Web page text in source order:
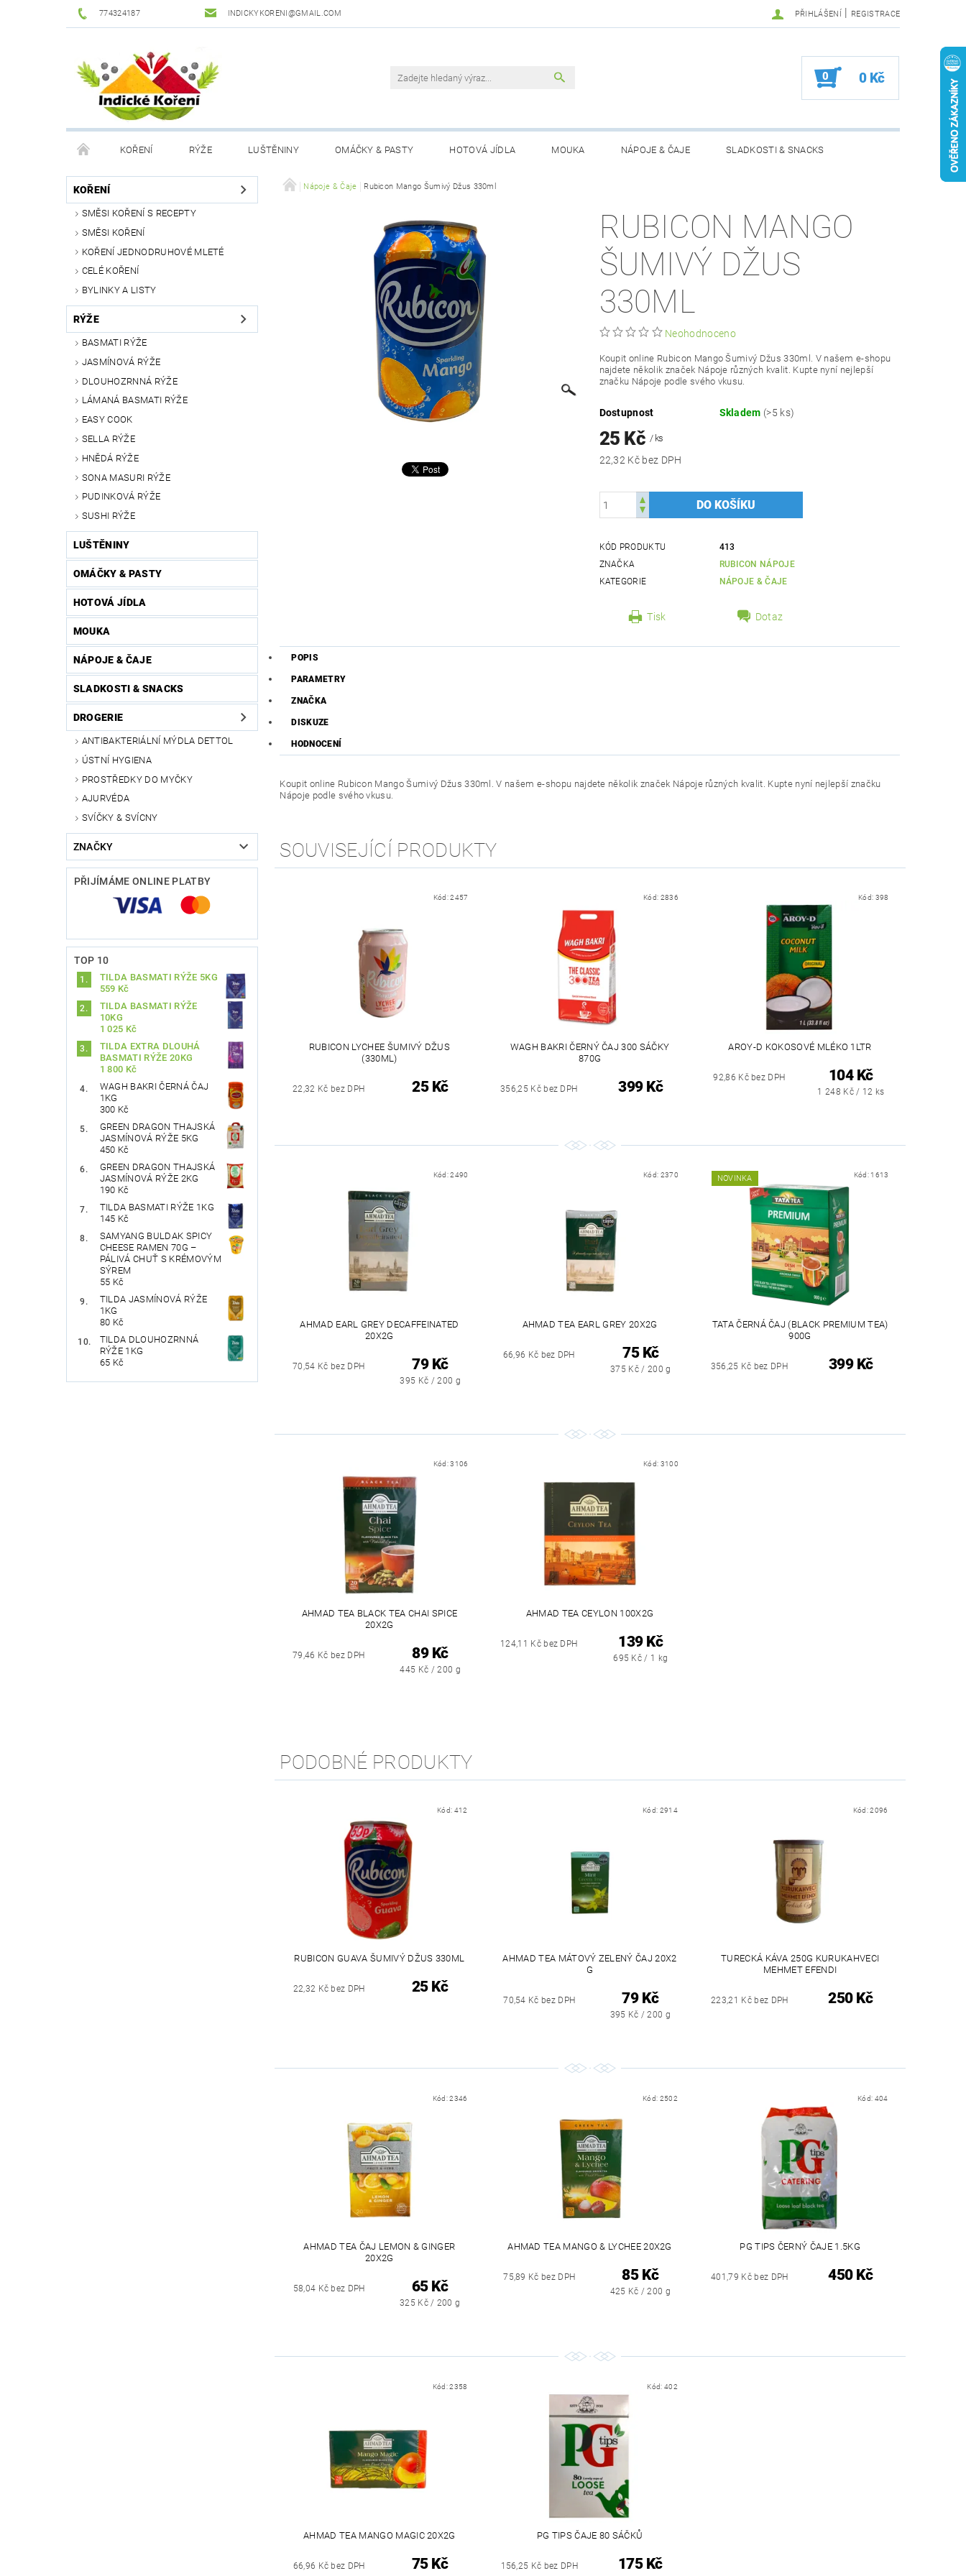
774324187 INDICKYKORENI@GMAIL.COM PŘIHLÁŠENÍ | REGISTRACE
0 0 Kč
KOŘENÍ RÝŽE LUŠTĚNINY OMÁČKY & PASTY HOTOVÁ JÍDLA MOUKA NÁPOJE & ČAJE SLADKOSTI & SNACKS
DROGERIE PODMÍNKY OCHRANY OSOBNÍCH ÚDAJŮ OBCHODNÍ PODMÍNKY
KOŘENÍ
SMĚSI KOŘENÍ S RECEPTY
SMĚSI KOŘENÍ
KOŘENÍ JEDNODRUHOVÉ MLETÉ
CELÉ KOŘENÍ
BYLINKY A LISTY
RÝŽE
BASMATI RÝŽE
JASMÍNOVÁ RÝŽE
DLOUHOZRNNÁ RÝŽE
LÁMANÁ BASMATI RÝŽE
EASY COOK
SELLA RÝŽE
HNĚDÁ RÝŽE
SONA MASURI RÝŽE
PUDINKOVÁ RÝŽE
SUSHI RÝŽE
LUŠTĚNINY
OMÁČKY & PASTY
HOTOVÁ JÍDLA
MOUKA
NÁPOJE & ČAJE
SLADKOSTI & SNACKS
DROGERIE
ANTIBAKTERIÁLNÍ MÝDLA DETTOL
ÚSTNÍ HYGIENA
PROSTŘEDKY DO MYČKY
AJURVÉDA
SVÍČKY & SVÍCNY
ZNAČKY
PŘIJÍMÁME ONLINE PLATBY
TOP 10
TILDA BASMATI RÝŽE 5KG
559 Kč
TILDA BASMATI RÝŽE
10KG
1 025 Kč
TILDA EXTRA DLOUHÁ
BASMATI RÝŽE 20KG
1 800 Kč
WAGH BAKRI ČERNÁ ČAJ
1KG
300 Kč
GREEN DRAGON THAJSKÁ
JASMÍNOVÁ RÝŽE 5KG
450 Kč
GREEN DRAGON THAJSKÁ
JASMÍNOVÁ RÝŽE 2KG
190 Kč
TILDA BASMATI RÝŽE 1KG
145 Kč
SAMYANG BULDAK SPICY
CHEESE RAMEN 70G –
PÁLIVÁ CHUŤ S KRÉMOVÝM
SÝREM
55 Kč
TILDA JASMÍNOVÁ RÝŽE
1KG
80 Kč
TILDA DLOUHOZRNNÁ
RÝŽE 1KG
65 Kč
Nápoje & Čaje Rubicon Mango Šumivý Džus 330ml
RUBICON MANGO
ŠUMIVÝ DŽUS
330ML
Neohodnoceno
Koupit online Rubicon Mango Šumivý Džus 330ml. V našem e-shopu
najdete několik značek Nápoje různých kvalit. Kupte nyní nejlepší
značku Nápoje podle svého vkusu.
Dostupnost Skladem (>5 ks)
25 Kč / ks
22,32 Kč bez DPH
KÓD PRODUKTU
413
ZNAČKA
RUBICON NÁPOJE
KATEGORIE
NÁPOJE & ČAJE
Tisk Dotaz
POPIS
PARAMETRY
ZNAČKA
DISKUZE
HODNOCENÍ
Koupit online Rubicon Mango Šumivý Džus 330ml. V našem e-shopu najdete několik značek Nápoje různých kvalit. Kupte nyní nejlepší značku
Nápoje podle svého vkusu.
SOUVISEJÍCÍ PRODUKTY
Kód:2457
RUBICON LYCHEE ŠUMIVÝ DŽUS
(330ML)
22,32 Kč bez DPH 25 Kč
Kód: 2836
WAGH BAKRI ČERNÝ ČAJ 300 SÁČKY
870G
356,25 Kč bez DPH 399 Kč
Kód: 398
AROY-D KOKOSOVÉ MLÉKO 1LTR
92,86 Kč bez DPH 104 Kč
1 248 Kč / 12 ks
Kód:2490
AHMAD EARL GREY DECAFFEINATED
20X2G
70,54 Kč bez DPH 79 Kč
395 Kč / 200 g
Kód: 2370
AHMAD TEA EARL GREY 20X2G
66,96 Kč bez DPH 75 Kč
375 Kč / 200 g
NOVINKA Kód: 1613
TATA ČERNÁ ČAJ (BLACK PREMIUM TEA)
900G
356,25 Kč bez DPH 399 Kč
Kód:3106
AHMAD TEA BLACK TEA CHAI SPICE
20X2G
79,46 Kč bez DPH 89 Kč
445 Kč / 200 g
Kód: 3100
AHMAD TEA CEYLON 100X2G
124,11 Kč bez DPH 139 Kč
695 Kč / 1 kg
PODOBNÉ PRODUKTY
Kód: 412
RUBICON GUAVA ŠUMIVÝ DŽUS 330ML
22,32 Kč bez DPH 25 Kč
Kód: 2914
AHMAD TEA MÁTOVÝ ZELENÝ ČAJ 20X2
G
70,54 Kč bez DPH 79 Kč
395 Kč / 200 g
Kód:2096
TURECKÁ KÁVA 250G KURUKAHVECI
MEHMET EFENDI
223,21 Kč bez DPH 250 Kč
Kód:2346
AHMAD TEA ČAJ LEMON & GINGER
20X2G
58,04 Kč bez DPH 65 Kč
325 Kč / 200 g
Kód: 2502
AHMAD TEA MANGO & LYCHEE 20X2G
75,89 Kč bez DPH 85 Kč
425 Kč / 200 g
Kód: 404
PG TIPS ČERNÝ ČAJE 1.5KG
401,79 Kč bez DPH 450 Kč
Kód:2358
AHMAD TEA MANGO MAGIC 20X2G
66,96 Kč bez DPH 75 Kč
Kód:402
PG TIPS ČAJE 80 SÁČKŮ
156,25 Kč bez DPH 175 Kč